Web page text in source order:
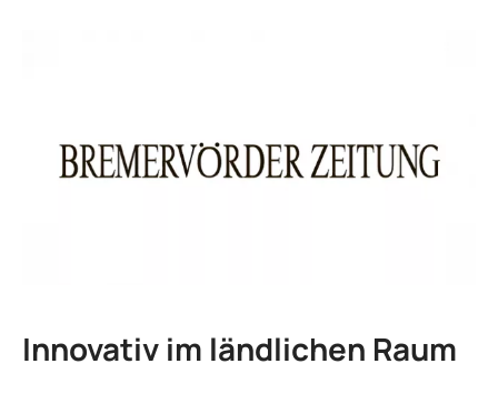
Innovativ im ländlichen Raum